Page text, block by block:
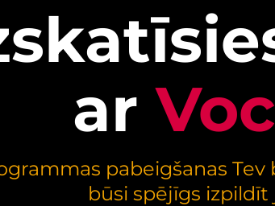
ar
pabeigšanas
būsi spējīgs izpildīt